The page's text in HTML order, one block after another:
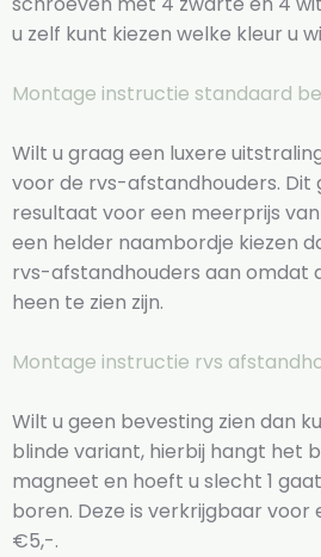
u zelf kunt kiezen welke kleur u
Montage instructie standaard
Wilt u graag een luxere
voor de rvs-afstandhouders. Dit
resultaat voor een meerprijs
een helder naambordje kiezen
rvs-afstandhouders aan omdat
heen te zien zijn.
Montage instructie rvs
Wilt u geen bevesting zien dan
blinde variant, hierbij hangt het
magneet en hoeft u slecht 1
boren. Deze is verkrijgbaar voor
€5,-.